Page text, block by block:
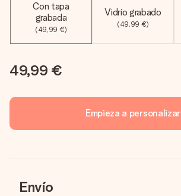
Con tapa
grabada
(49,99 €)
Vidrio grabado
(49,99 €)
49,99 €
Empieza a personalizar
Envío